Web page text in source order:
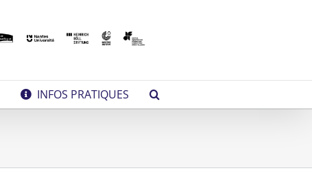
INFOS PRATIQUES